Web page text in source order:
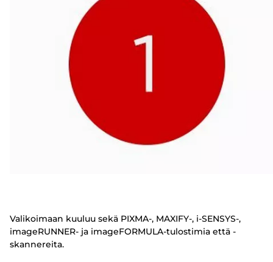
Valikoimaan kuuluu sekä PIXMA-, MAXIFY-, i-SENSYS-,
imageRUNNER- ja imageFORMULA-tulostimia että -
skannereita.